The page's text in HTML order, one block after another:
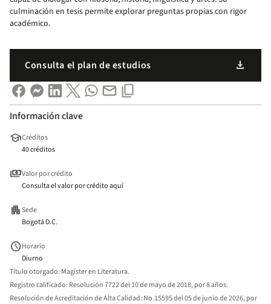
culminación en tesis permite explorar preguntas propias con rigor
académico.
Consulta el plan de estudios download
Información clave
schoolCréditos
40 créditos
paymentsValor por crédito
Consulta el valor por crédito aquí
apartmentSede
Bogotá D.C.
scheduleHorario
Diurno
Título otorgado: Magíster en Literatura.
Registro calificado: Resolución 7722 del 10 de mayo de 2018, por 8 años.
Resolución de Acreditación de Alta Calidad: No.15595 del 05 de junio de 2026, por